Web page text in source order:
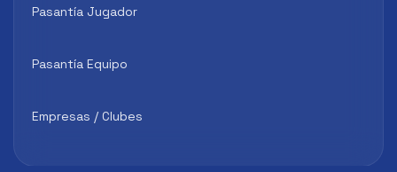
Pasantía Jugador
Pasantía Equipo
Empresas / Clubes